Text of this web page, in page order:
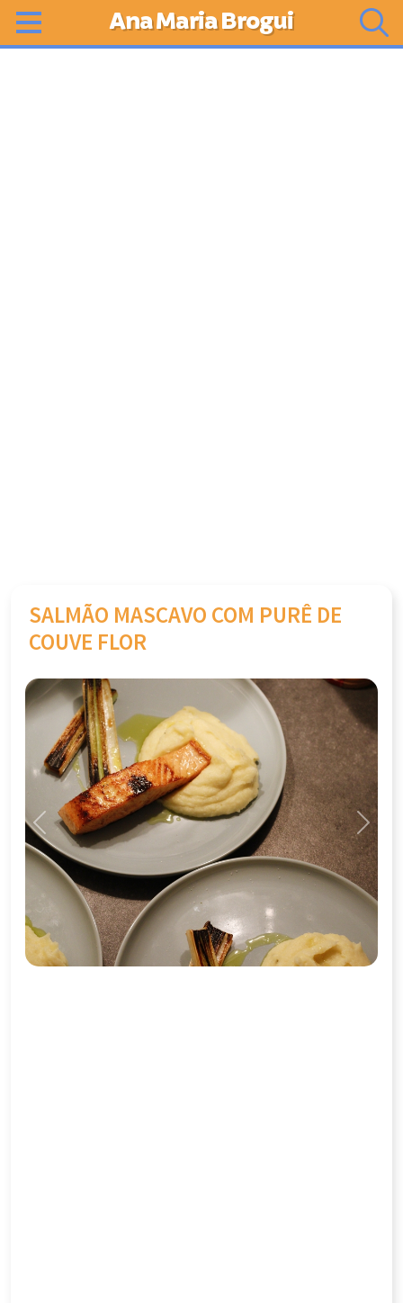
Ana Maria Brogui
SALMÃO MASCAVO COM PURÊ DE
COUVE FLOR
Previous Next